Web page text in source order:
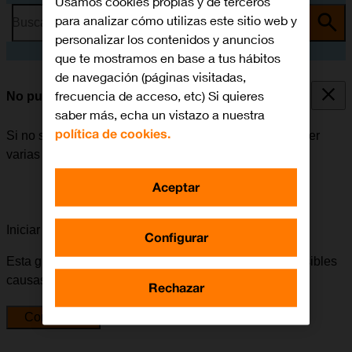
Busca por problema o tema
No puedo enviar ni recibir iMessages
Si no se puede enviar ni recibir iMessages, puede haber
varias causas posibles al problema.
Iniciar la guía para solucionar tu problema
Esta guía te va a conducir a través de una serie de posibles
causas y soluciones al problema.
Comenzar
para analizar cómo utilizas este sitio web y
personalizar los contenidos y anuncios
que te mostramos en base a tus hábitos
de navegación (páginas visitadas,
frecuencia de acceso, etc) Si quieres
saber más, echa un vistazo a nuestra
política de cookies.
Configurar
Rechazar
Aceptar